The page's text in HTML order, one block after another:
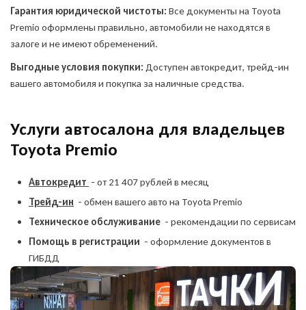
Гарантия юридической чистоты: Все документы на Toyota
Premio оформлены правильно, автомобили не находятся в
залоге и не имеют обременений.
Выгодные условия покупки: Доступен автокредит, трейд-ин
вашего автомобиля и покупка за наличные средства.
Услуги автосалона для владельцев
Toyota Premio
Автокредит - от 21 407 рублей в месяц
Трейд-ин - обмен вашего авто на Toyota Premio
Техническое обслуживание - рекомендации по сервисам
Помощь в регистрации - оформление документов в
ГИБДД
Укажите свои контакты,
и специалист ответит вам
ОСТАВИТЬ ЗАЯВКУ
персональных данных
Куда отправить отчет?
Telegram MAX
ПОЛУЧИТЬ ОТЧЕТ
Я выражаю своё
конкретное, предметное,
сознательное и
однозначное
обработку моих
соглашаюсь с политикой
конфиденциальности
Укажите свои контакты,
и мы забронируем
ОСТАВИТЬ ЗАЯВКУ
персональных данных
Пройти тест
Я выражаю своё конкретное, предметное,
информированное, сознательное и однозначное
согласие на обработку моих персональных
данных
и соглашаюсь сполитикой
конфиденциальности
Автомобили с аукционов "ниже рынка"
Торги проходят каждый день в реальном времени.
Выбирайте автомобиль, делайте ставку или покупайте
мгновенно по блиц-цене — всё прозрачно и без
ПОДРОБНЕЕ ОБ АУКЦИОНЕ